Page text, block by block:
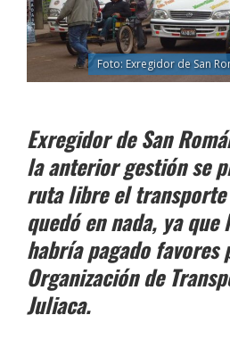
Foto: Exregidor de San
Exregidor de San
la anterior gestión se
ruta libre el
quedó en nada, ya
habría pagado
Organización de
Juliaca.